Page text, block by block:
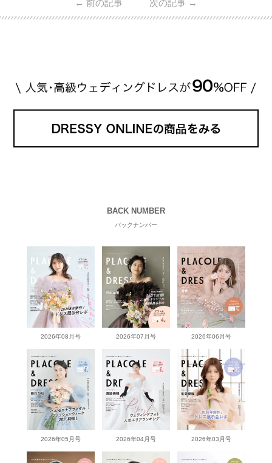
贈られた指輪は1カラットのものです。 ショーメの価
← 前の記事 次の記事 →
BACK NUMBER
バックナンバー
2026年08月号 2026年07月号 2026年06月号
2026年05月号 2026年04月号 2026年03月号